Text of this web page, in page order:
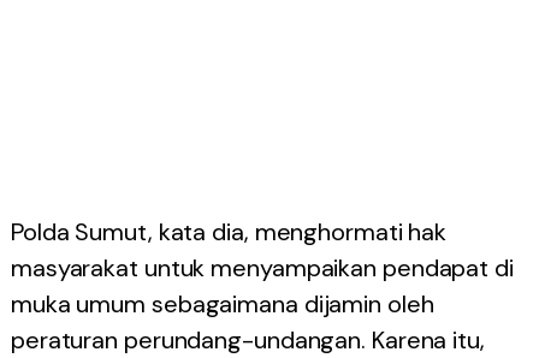
Polda Sumut, kata dia, menghormati hak
masyarakat untuk menyampaikan pendapat di
muka umum sebagaimana dijamin oleh
peraturan perundang-undangan. Karena itu,